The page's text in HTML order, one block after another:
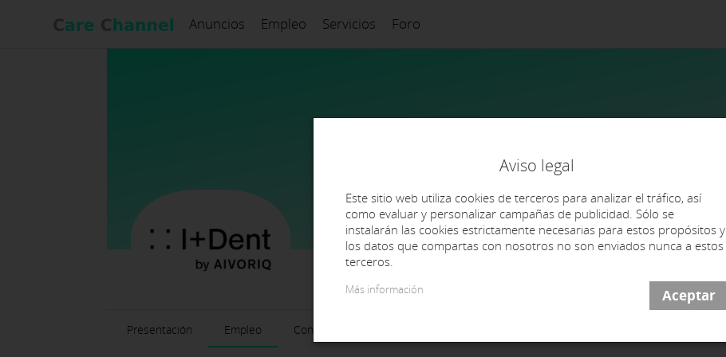
Anuncios Empleo Servicios Foro
Presentación Empleo Contacto
Aviso legal
Este sitio web utiliza cookies de terceros para analizar el tráfico, así
como evaluar y personalizar campañas de publicidad. Sólo se
instalarán las cookies estrictamente necesarias para estos propósitos y
los datos que compartas con nosotros no son enviados nunca a estos
terceros.
Más información